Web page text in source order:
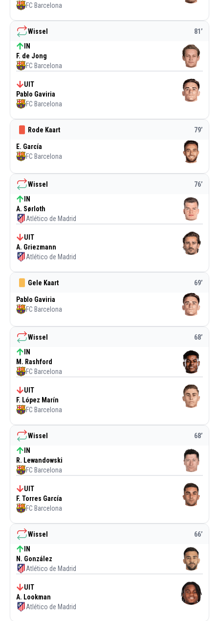
Wissel 66’
IN
N. González
Atlético de Madrid
UIT
A. Lookman
Atlético de Madrid
Wissel 68’
IN
R. Lewandowski
FC Barcelona
UIT
F. Torres García
FC Barcelona
Wissel 68’
IN
M. Rashford
FC Barcelona
UIT
F. López Marín
FC Barcelona
Gele Kaart 69’
Pablo Gaviria
FC Barcelona
Wissel 76’
IN
A. Sørloth
Atlético de Madrid
UIT
A. Griezmann
Atlético de Madrid
Rode Kaart 79’
E. García
FC Barcelona
Wissel 81’
IN
F. de Jong
FC Barcelona
UIT
Pablo Gaviria
FC Barcelona
FC Barcelona